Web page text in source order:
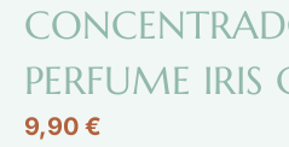
PERFUME IRIS
9,90 €